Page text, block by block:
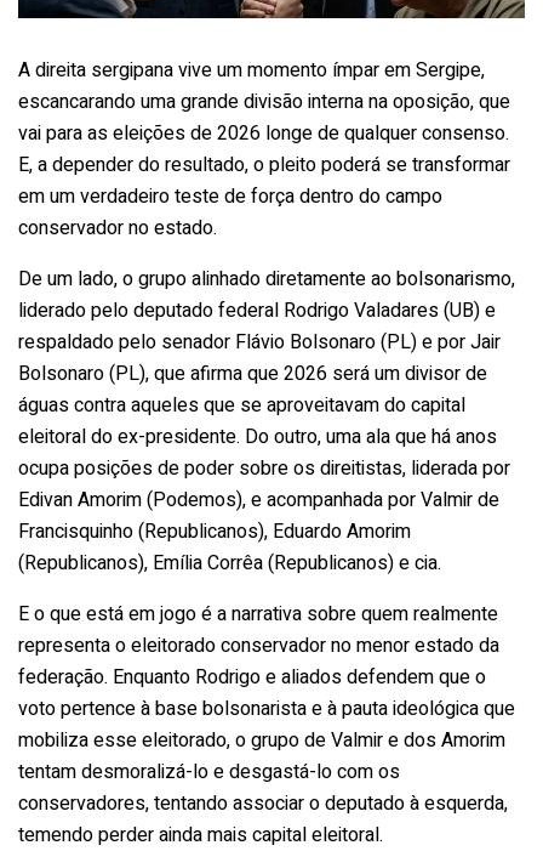
A direita sergipana vive um momento ímpar em Sergipe,
escancarando uma grande divisão interna na oposição, que
vai para as eleições de 2026 longe de qualquer consenso.
E, a depender do resultado, o pleito poderá se transformar
em um verdadeiro teste de força dentro do campo
conservador no estado.
De um lado, o grupo alinhado diretamente ao bolsonarismo,
liderado pelo deputado federal Rodrigo Valadares (UB) e
respaldado pelo senador Flávio Bolsonaro (PL) e por Jair
Bolsonaro (PL), que afirma que 2026 será um divisor de
águas contra aqueles que se aproveitavam do capital
eleitoral do ex-presidente. Do outro, uma ala que há anos
ocupa posições de poder sobre os direitistas, liderada por
Edivan Amorim (Podemos), e acompanhada por Valmir de
Francisquinho (Republicanos), Eduardo Amorim
(Republicanos), Emília Corrêa (Republicanos) e cia.
E o que está em jogo é a narrativa sobre quem realmente
representa o eleitorado conservador no menor estado da
federação. Enquanto Rodrigo e aliados defendem que o
voto pertence à base bolsonarista e à pauta ideológica que
mobiliza esse eleitorado, o grupo de Valmir e dos Amorim
tentam desmoralizá-lo e desgastá-lo com os
conservadores, tentando associar o deputado à esquerda,
temendo perder ainda mais capital eleitoral.